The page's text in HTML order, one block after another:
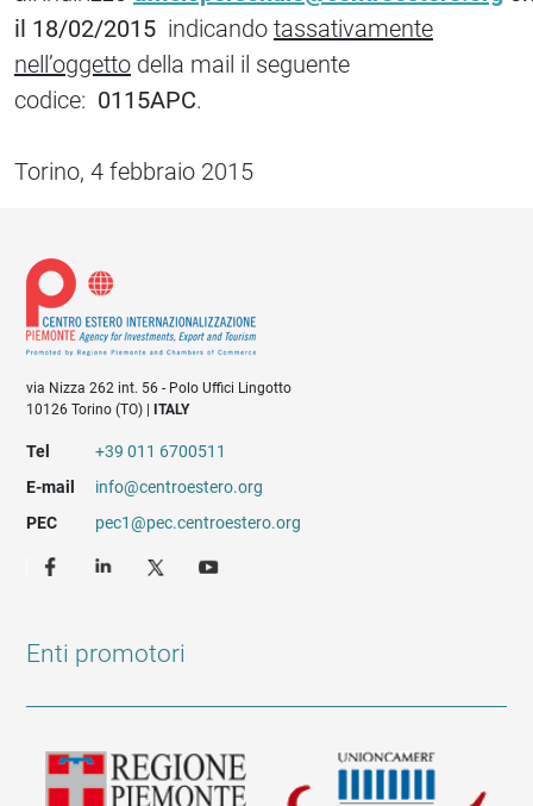
il 18/02/2015 indicando tassativamente
nell’oggetto della mail il seguente
codice: 0115APC.
Torino, 4 febbraio 2015
via Nizza 262 int. 56 - Polo Uffici Lingotto
10126 Torino (TO) |
ITALY
Tel
+39 011 6700511
E-mail
info@centroestero.org
PEC
pec1@pec.centroestero.org
Enti promotori